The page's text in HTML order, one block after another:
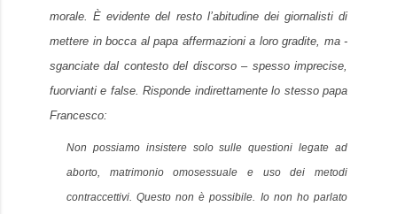
morale. È evidente del resto l’abitudine dei giornalisti di
mettere in bocca al papa affermazioni a loro gradite, ma -
sganciate dal contesto del discorso – spesso imprecise,
fuorvianti e false. Risponde indirettamente lo stesso papa
Francesco:
Non possiamo insistere solo sulle questioni legate ad
aborto, matrimonio omosessuale e uso dei metodi
contraccettivi. Questo non è possibile. Io non ho parlato